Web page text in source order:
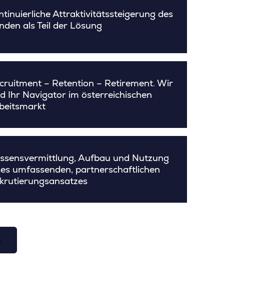
Attraktivitätssteigerung des
als Teil der Lösung
– Retention – Retirement. Wir
Ihr Navigator im österreichischen
Aufbau und Nutzung
umfassenden, partnerschaftlichen